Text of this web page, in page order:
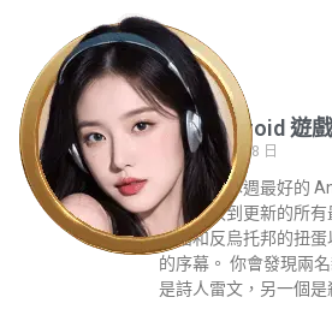
最佳 Android 遊
2023 年 6 月 28 日
正在尋找本週最好的
週最近收到更新的所
黑暗和反烏托邦的扭
的序幕。 你會發現兩
是詩人雷文，另一個是